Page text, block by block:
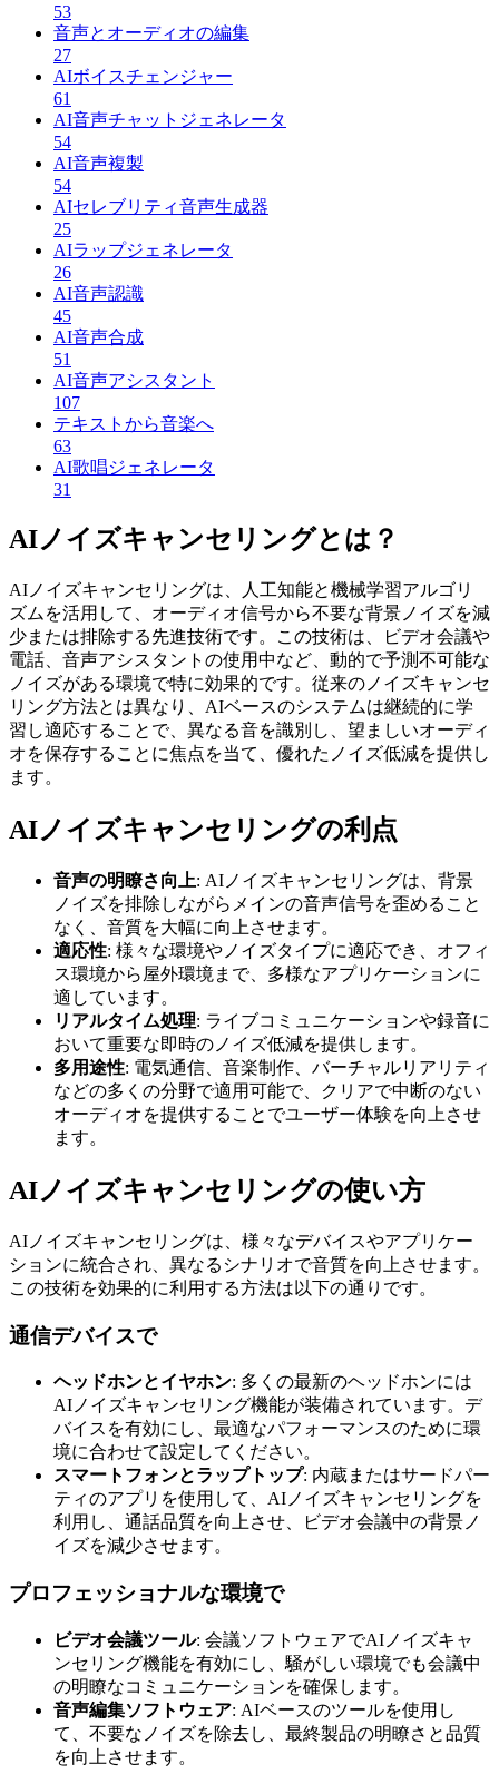
53
音声とオーディオの編集
27
AIボイスチェンジャー
61
AI音声チャットジェネレータ
54
AI音声複製
54
AIセレブリティ音声生成器
25
AIラップジェネレータ
26
AI音声認識
45
AI音声合成
51
AI音声アシスタント
107
テキストから音楽へ
63
AI歌唱ジェネレータ
31
AIノイズキャンセリングとは？
AIノイズキャンセリングは、人工知能と機械学習アルゴリ
ズムを活用して、オーディオ信号から不要な背景ノイズを減
少または排除する先進技術です。この技術は、ビデオ会議や
電話、音声アシスタントの使用中など、動的で予測不可能な
ノイズがある環境で特に効果的です。従来のノイズキャンセ
リング方法とは異なり、AIベースのシステムは継続的に学
習し適応することで、異なる音を識別し、望ましいオーディ
オを保存することに焦点を当て、優れたノイズ低減を提供し
ます。
AIノイズキャンセリングの利点
音声の明瞭さ向上: AIノイズキャンセリングは、背景
ノイズを排除しながらメインの音声信号を歪めること
なく、音質を大幅に向上させます。
適応性: 様々な環境やノイズタイプに適応でき、オフィ
ス環境から屋外環境まで、多様なアプリケーションに
適しています。
リアルタイム処理: ライブコミュニケーションや録音に
おいて重要な即時のノイズ低減を提供します。
多用途性: 電気通信、音楽制作、バーチャルリアリティ
などの多くの分野で適用可能で、クリアで中断のない
オーディオを提供することでユーザー体験を向上させ
ます。
AIノイズキャンセリングの使い方
AIノイズキャンセリングは、様々なデバイスやアプリケー
ションに統合され、異なるシナリオで音質を向上させます。
この技術を効果的に利用する方法は以下の通りです。
通信デバイスで
ヘッドホンとイヤホン: 多くの最新のヘッドホンには
AIノイズキャンセリング機能が装備されています。デ
バイスを有効にし、最適なパフォーマンスのために環
境に合わせて設定してください。
スマートフォンとラップトップ: 内蔵またはサードパー
ティのアプリを使用して、AIノイズキャンセリングを
利用し、通話品質を向上させ、ビデオ会議中の背景ノ
イズを減少させます。
プロフェッショナルな環境で
ビデオ会議ツール: 会議ソフトウェアでAIノイズキャ
ンセリング機能を有効にし、騒がしい環境でも会議中
の明瞭なコミュニケーションを確保します。
音声編集ソフトウェア: AIベースのツールを使用し
て、不要なノイズを除去し、最終製品の明瞭さと品質
を向上させます。